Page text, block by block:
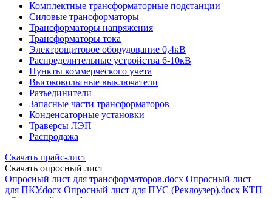
Комплектные трансформаторные подстанции
Силовые трансформаторы
Трансформаторы напряжения
Трансформаторы тока
Электрощитовое оборудование 0,4кВ
Распределительные устройства 6-10кВ
Пункты коммерческого учета
Высоковольтные выключатели
Разъединители
Запасные части трансформаторов
Конденсаторные установки
Траверсы ЛЭП
Распродажа
Скачать прайс-лист
Скачать опросный лист
Опросный лист для трансформаторов.docx Опросный лист
для ПКУ.docx Опросный лист для ПУС (Реклоузер).docx КТП